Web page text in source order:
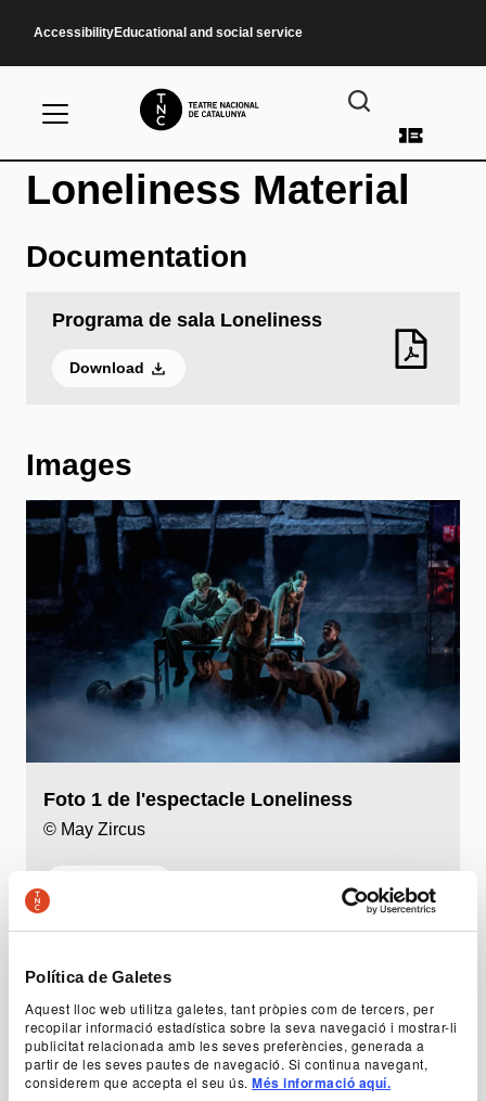
Política de Galetes
Aquest lloc web utilitza galetes, tant pròpies com de tercers, per
recopilar informació estadística sobre la seva navegació i mostrar-li
publicitat relacionada amb les seves preferències, generada a
partir de les seves pautes de navegació. Si continua navegant,
considerem que accepta el seu ús. Més informació aquí.
AccessibilityEducational and social service
User
Loneliness Material
Documentation
Programa de sala Loneliness
Download
Images
Foto 1 de l'espectacle Loneliness
© May Zircus
Anterior
Següent
Videos